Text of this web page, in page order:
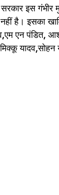
इस
है। इसका
एन पंडित,